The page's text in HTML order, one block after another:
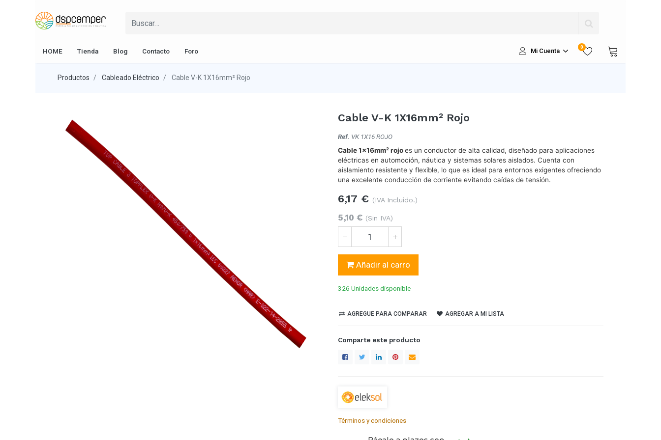
HOME Tienda Blog Contacto Foro Mi Cuenta
0
Productos Cableado Eléctrico Cable V-K 1X16mm² Rojo
Cable V-K 1X16mm² Rojo
Ref. VK 1X16 ROJO
Cable 1x16mm² rojoes un conductor de alta calidad, diseñado para aplicaciones
eléctricas en automoción, náutica y sistemas solares aislados. Cuenta con
aislamiento resistente y flexible, lo que es ideal para entornos exigentes ofreciendo
una excelente conducción de corriente evitando caídas de tensión.
6,17 € (IVA Incluido.)
5,10 € (Sin IVA)
Añadir al carro
326 Unidadesdisponible
AGREGUE PARA COMPARAR AGREGAR A MI LISTA
Comparte este producto
Términos y condiciones